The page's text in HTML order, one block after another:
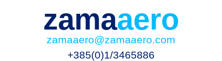
zamaaero
zamaaero@zamaaero.com
+385(0)1/3465886